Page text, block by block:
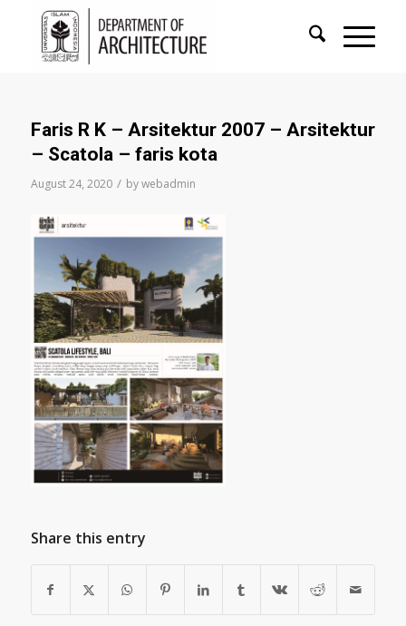
Faris R K – Arsitektur 2007 – Arsitektur
– Scatola – faris kota
August 24, 2020 / bywebadmin
Share this entry